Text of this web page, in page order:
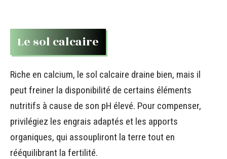
Le sol calcaire
Riche en calcium, le sol calcaire draine bien, mais il
peut freiner la disponibilité de certains éléments
nutritifs à cause de son pH élevé. Pour compenser,
privilégiez les engrais adaptés et les apports
organiques, qui assoupliront la terre tout en
rééquilibrant la fertilité.